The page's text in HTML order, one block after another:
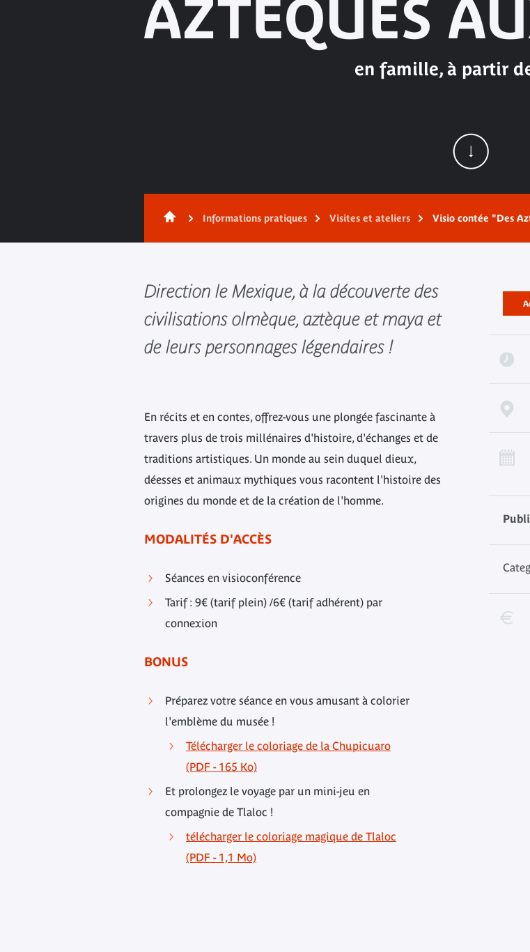
AZTÈQUES
en famille, à partir
Informations pratiques Visites et ateliers Visio contée "Des
Direction le Mexique, à la découverte des
civilisations olmèque, aztèque et maya et
de leurs personnages légendaires !
En récits et en contes, offrez-vous une plongée fascinante à
travers plus de trois millénaires d'histoire, d'échanges et de
traditions artistiques. Un monde au sein duquel dieux,
déesses et animaux mythiques vous racontent l'histoire des
origines du monde et de la création de l'homme.
MODALITÉS D'ACCÈS
Séances en visioconférence
Tarif : 9€ (tarif plein) /6€ (tarif adhérent) par
connexion
BONUS
Préparez votre séance en vous amusant à colorier
l'emblème du musée !
Télécharger le coloriage de la Chupicuaro
(PDF - 165 Ko)
Et prolongez le voyage par un mini-jeu en
compagnie de Tlaloc !
télécharger le coloriage magique de Tlaloc
(PDF - 1,1 Mo)